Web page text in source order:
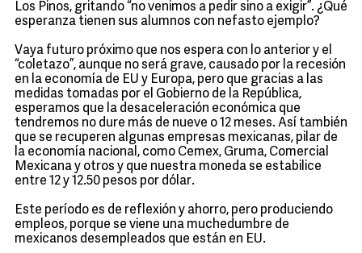
Los Pinos, gritando “no venimos a pedir sino a exigir”. ¿Qué
esperanza tienen sus alumnos con nefasto ejemplo?
Vaya futuro próximo que nos espera con lo anterior y el
“coletazo”, aunque no será grave, causado por la recesión
en la economía de EU y Europa, pero que gracias a las
medidas tomadas por el Gobierno de la República,
esperamos que la desaceleración económica que
tendremos no dure más de nueve o 12 meses. Así también
que se recuperen algunas empresas mexicanas, pilar de
la economía nacional, como Cemex, Gruma, Comercial
Mexicana y otros y que nuestra moneda se estabilice
entre 12 y 12.50 pesos por dólar.
Este período es de reflexión y ahorro, pero produciendo
empleos, porque se viene una muchedumbre de
mexicanos desempleados que están en EU.